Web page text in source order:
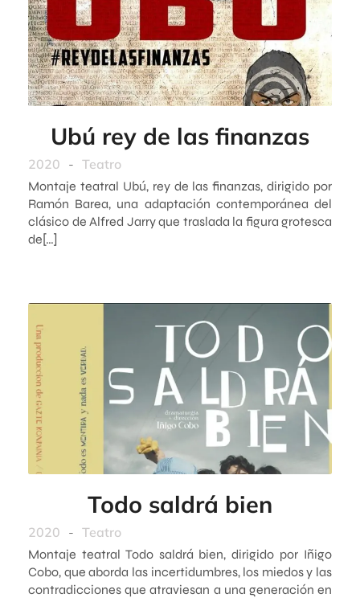
Ubú rey de las finanzas
2020 - Teatro
Montaje teatral Ubú, rey de las finanzas, dirigido por
Ramón Barea, una adaptación contemporánea del
clásico de Alfred Jarry que traslada la figura grotesca
de[…]
Todo saldrá bien
2020 - Teatro
Montaje teatral Todo saldrá bien, dirigido por Iñigo
Cobo, que aborda las incertidumbres, los miedos y las
contradicciones que atraviesan a una generación en